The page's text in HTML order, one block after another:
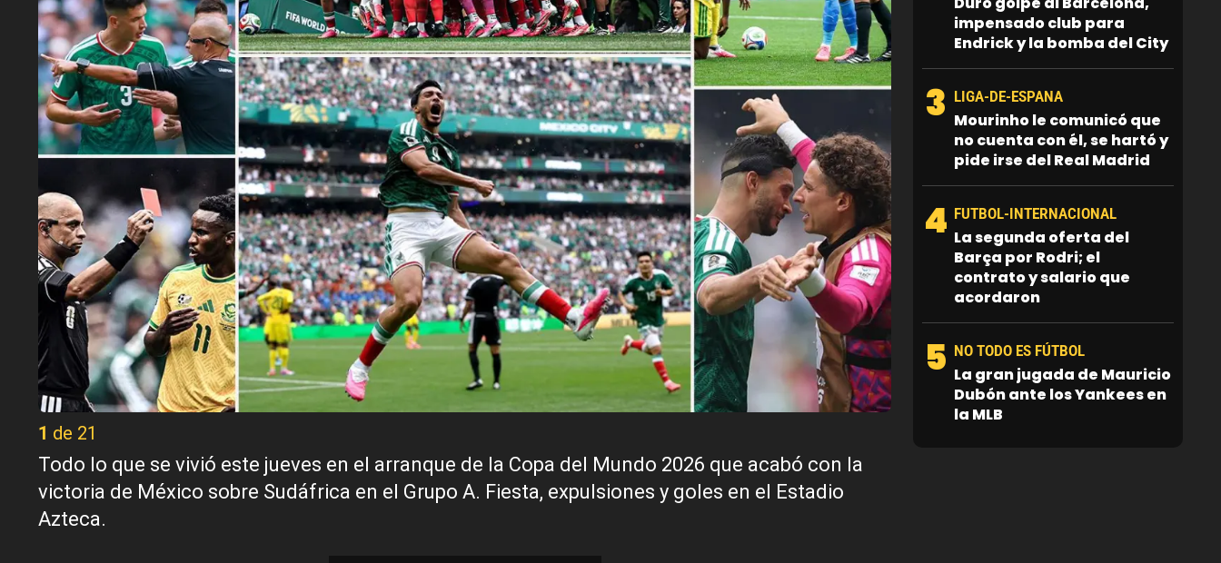
1 de 21
Todo lo que se vivió este jueves en el arranque de la Copa del Mundo 2026 que acabó con la
victoria de México sobre Sudáfrica en el Grupo A. Fiesta, expulsiones y goles en el Estadio
Azteca.
impensado club para
Endrick y la bomba del City
3 LIGA-DE-ESPANA
Mourinho le comunicó que
no cuenta con él, se hartó y
pide irse del Real Madrid
4 FUTBOL-INTERNACIONAL
La segunda oferta del
Barça por Rodri; el
contrato y salario que
acordaron
5 NO TODO ES FÚTBOL
La gran jugada de Mauricio
Dubón ante los Yankees en
la MLB